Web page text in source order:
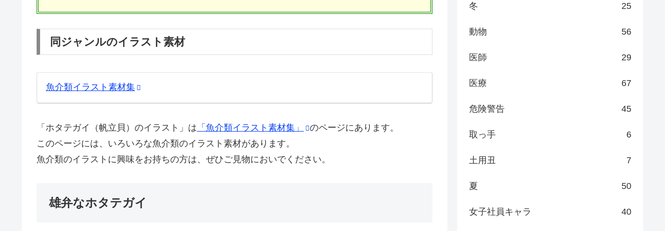
同ジャンルのイラスト素材
魚介類イラスト素材集
「ホタテガイ（帆立貝）のイラスト」は 「魚介類イラスト素材集」
のページにあります。
このページには、いろいろな魚介類のイラスト素材があります。
魚介類のイラストに興味をお持ちの方は、ぜひご見物においでください。
雄弁なホタテガイ
冬 25
動物 56
医師 29
医療 67
危険警告 45
取っ手 6
土用丑 7
夏 50
女子社員キャラ 40